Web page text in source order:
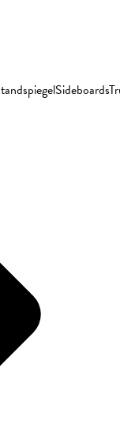
Sideboards